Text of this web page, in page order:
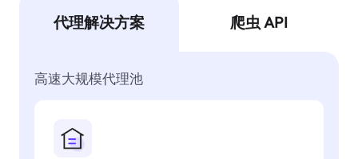
代理解决方案 爬虫 API
高速大规模代理池